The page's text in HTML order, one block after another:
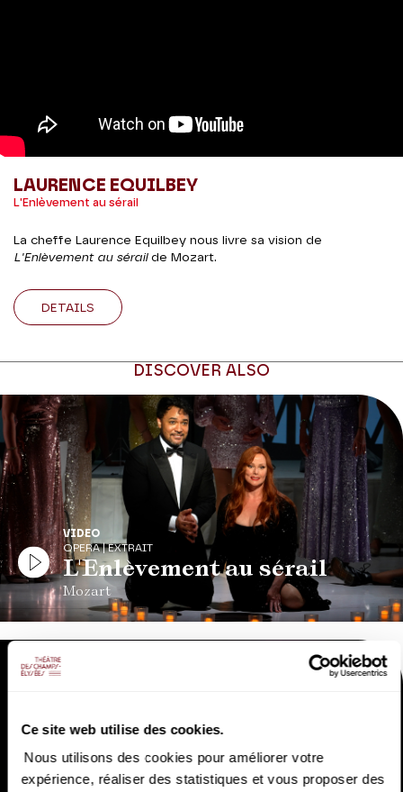
Ce site web utilise des cookies.
Nous utilisons des cookies pour améliorer votre
expérience, réaliser des statistiques et vous proposer des
LAURENCE EQUILBEY
L'Enlèvement au sérail
La cheffe Laurence Equilbey nous livre sa vision de
L'Enlèvement au sérailde Mozart.
DETAILS
DISCOVER ALSO
VIDEO
OPERA | EXTRAIT
L'Enlèvement au sérail
Mozart